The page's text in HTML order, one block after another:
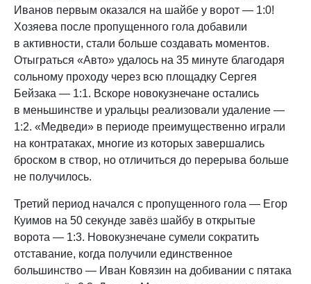
Иванов первым оказался на шайбе у ворот — 1:0!
Хозяева после пропущенного гола добавили
в активности, стали больше создавать моментов.
Отыграться «Авто» удалось на 35 минуте благодаря
сольному проходу через всю площадку Сергея
Бейзака — 1:1. Вскоре новокузнечане остались
в меньшинстве и уральцы реализовали удаление —
1:2. «Медведи» в периоде преимущественно играли
на контратаках, многие из которых завершались
броском в створ, но отличиться до перерыва больше
не получилось.
Третий период начался с пропущенного гола — Егор
Куимов на 50 секунде завёз шайбу в открытые
ворота — 1:3. Новокузнечане сумели сократить
отставание, когда получили единственное
большинство — Иван Ковязин на добивании с пятака